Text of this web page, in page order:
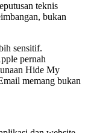
teknis
bukan
sensitif.
pernah
Hide My
memang bukan